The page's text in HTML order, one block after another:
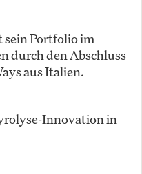
Portfolio im
durch den Abschluss
aus Italien.
Innovation in